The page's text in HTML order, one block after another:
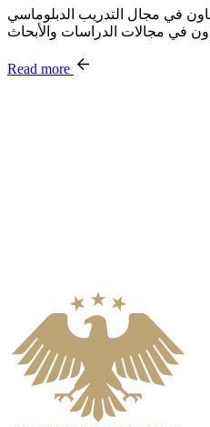
في مجال التدريب الدبلوماسي
في مجالات الدراسات والأبحاث
Read more